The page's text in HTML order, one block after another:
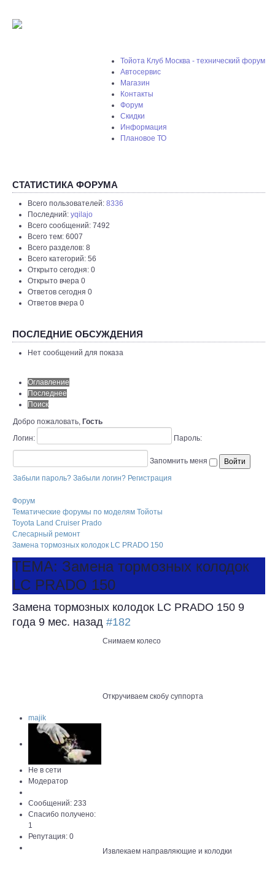
Тойота Клуб Москва - технический форум
Автосервис
Магазин
Контакты
Форум
Скидки
Информация
Плановое ТО
СТАТИСТИКА ФОРУМА
Всего пользователей: 8336
Последний: yqilajo
Всего сообщений: 7492
Всего тем: 6007
Всего разделов: 8
Всего категорий: 56
Открыто сегодня: 0
Открыто вчера 0
Ответов сегодня 0
Ответов вчера 0
ПОСЛЕДНИЕ ОБСУЖДЕНИЯ
Нет сообщений для показа
Оглавление
Последнее
Поиск
Добро пожаловать, Гость
Логин:
Пароль:
Запомнить меня
Забыли пароль? Забыли логин? Регистрация
Форум
Тематические форумы по моделям Тойоты
Toyota Land Cruiser Prado
Слесарный ремонт
Замена тормозных колодок LC PRADO 150
ТЕМА: Замена тормозных колодок
LC PRADO 150
Замена тормозных колодок LC PRADO 150 9
года 9 мес. назад #182
majik
Не в сети
Модератор
Сообщений: 233
Спасибо получено:
1
Репутация: 0
Снимаем колесо
Откручиваем скобу суппорта
Извлекаем направляющие и колодки